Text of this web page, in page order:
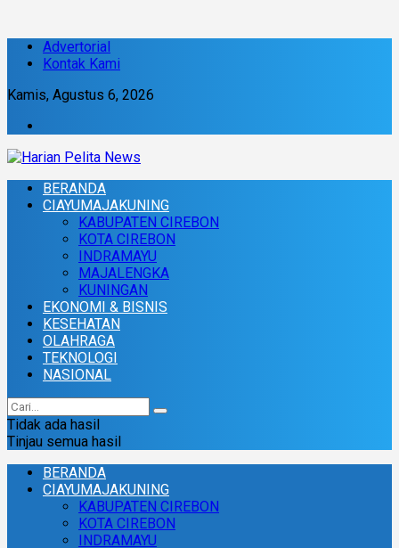
Advertorial
Kontak Kami
Kamis, Agustus 6, 2026
BERANDA
CIAYUMAJAKUNING
KABUPATEN CIREBON
KOTA CIREBON
INDRAMAYU
MAJALENGKA
KUNINGAN
EKONOMI & BISNIS
KESEHATAN
OLAHRAGA
TEKNOLOGI
NASIONAL
Tidak ada hasil
Tinjau semua hasil
BERANDA
CIAYUMAJAKUNING
KABUPATEN CIREBON
KOTA CIREBON
INDRAMAYU